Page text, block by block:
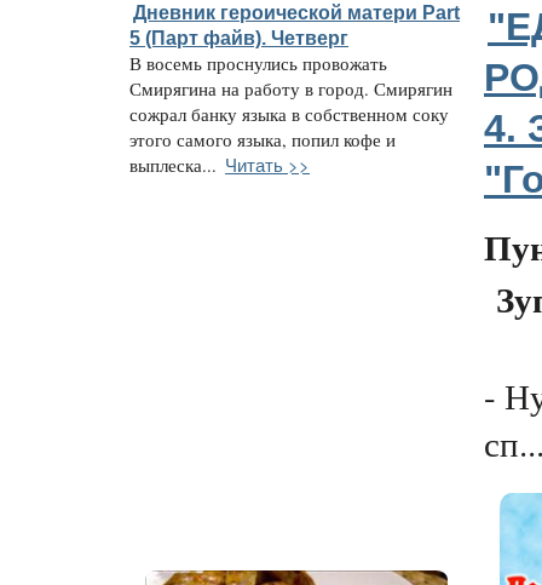
Дневник героической матери Part
5 (Парт файв). Четверг
В восемь проснулись провожать
Смирягина на работу в город. Смирягин
сожрал банку языка в собственном соку
этого самого языка, попил кофе и
выплеска... Читать >>
4.
-